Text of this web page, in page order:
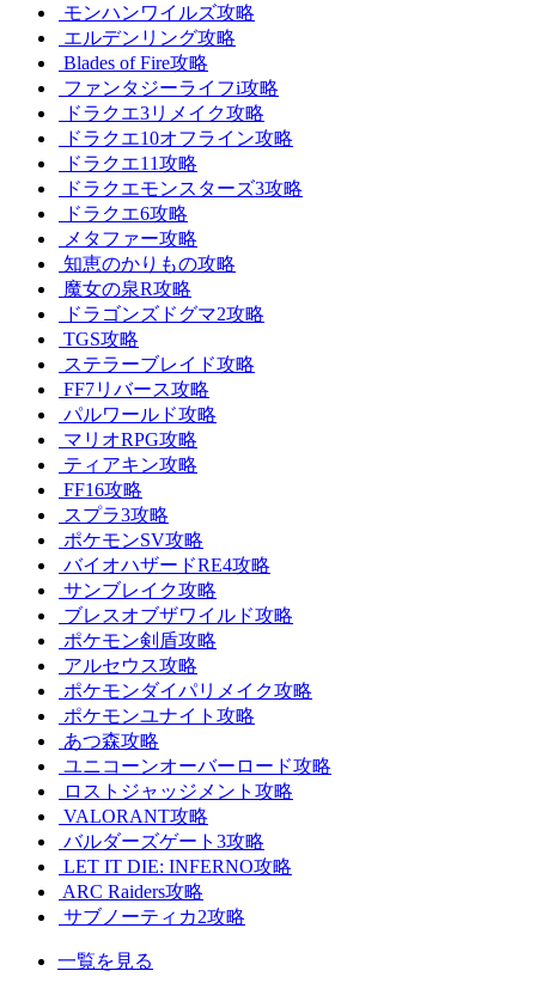
モンハンワイルズ攻略
エルデンリング攻略
Blades of Fire攻略
ファンタジーライフi攻略
ドラクエ3リメイク攻略
ドラクエ10オフライン攻略
ドラクエ11攻略
ドラクエモンスターズ3攻略
ドラクエ6攻略
メタファー攻略
知恵のかりもの攻略
魔女の泉R攻略
ドラゴンズドグマ2攻略
TGS攻略
ステラーブレイド攻略
FF7リバース攻略
パルワールド攻略
マリオRPG攻略
ティアキン攻略
FF16攻略
スプラ3攻略
ポケモンSV攻略
バイオハザードRE4攻略
サンブレイク攻略
ブレスオブザワイルド攻略
ポケモン剣盾攻略
アルセウス攻略
ポケモンダイパリメイク攻略
ポケモンユナイト攻略
あつ森攻略
ユニコーンオーバーロード攻略
ロストジャッジメント攻略
VALORANT攻略
バルダーズゲート3攻略
LET IT DIE: INFERNO攻略
ARC Raiders攻略
サブノーティカ2攻略
一覧を見る